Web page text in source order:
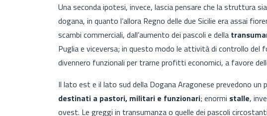
Una seconda ipotesi, invece, lascia pensare che la struttura
dogana, in quanto l’allora Regno delle due Sicilie era assai
scambi commerciali, dall’aumento dei pascoli e della
Puglia e viceversa; in questo modo le attività di controllo
divennero funzionali per trarne profitti economici, a favore
Il lato est e il lato sud della Dogana Aragonese prevedono un
destinati a pastori, militari e funzionari; enormi stalle,
ovest. Le greggi in transumanza o quelle dei pascoli